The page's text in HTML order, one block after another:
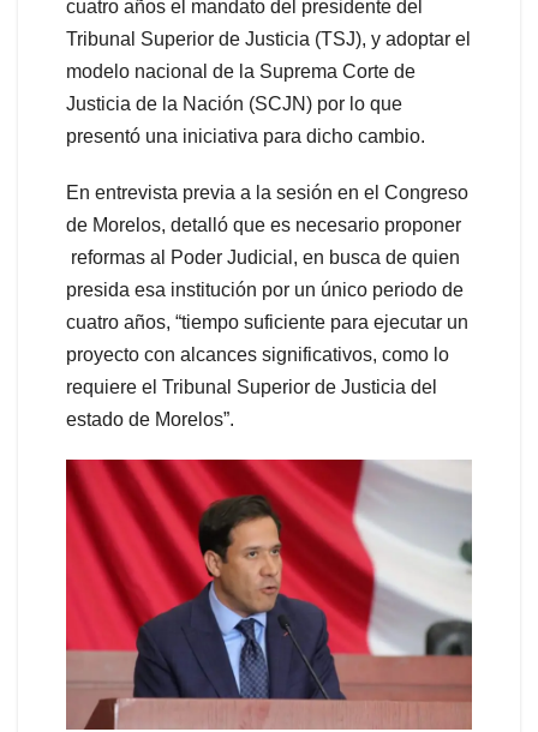
cuatro años el mandato del presidente del
Tribunal Superior de Justicia (TSJ), y adoptar el
modelo nacional de la Suprema Corte de
Justicia de la Nación (SCJN) por lo que
presentó una iniciativa para dicho cambio.
En entrevista previa a la sesión en el Congreso
de Morelos, detalló que es necesario proponer
reformas al Poder Judicial, en busca de quien
presida esa institución por un único periodo de
cuatro años, “tiempo suficiente para ejecutar un
proyecto con alcances significativos, como lo
requiere el Tribunal Superior de Justicia del
estado de Morelos”.